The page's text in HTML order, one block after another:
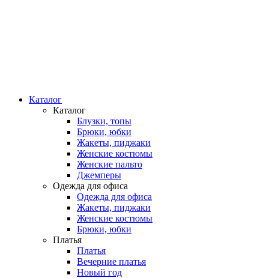
Каталог
Каталог
Блузки, топы
Брюки, юбки
Жакеты, пиджаки
Женские костюмы
Женские пальто
Джемперы
Одежда для офиса
Одежда для офиса
Жакеты, пиджаки
Женские костюмы
Брюки, юбки
Платья
Платья
Вечерние платья
Новый год